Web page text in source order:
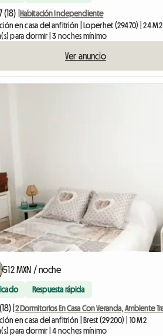
(18) |
Habitación Independiente
en casa del anfitrión | Loperhet (29470) | 24 M2
para dormir | 3 noches mínimo
Ver anuncio
512 MXN / noche
Respuesta rápida
|
en casa del anfitrión | Brest (29200) | 10 M2
para dormir | 4 noches mínimo